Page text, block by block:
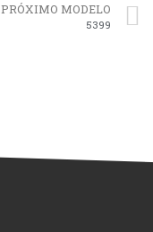
PRÓXIMO MODELO
5399